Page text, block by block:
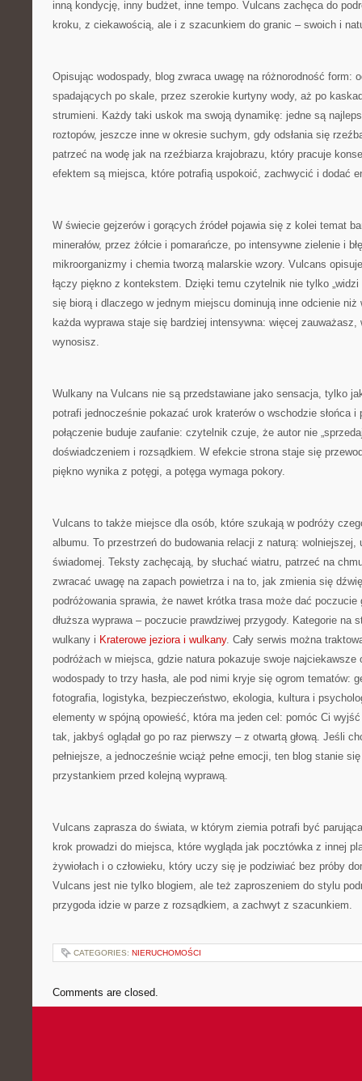
inną kondycję, inny budżet, inne tempo. Vulcans zachęca do
kroku, z ciekawością, ale i z szacunkiem do granic – swoich i
Opisując wodospady, blog zwraca uwagę na różnorodność form:
spadających po skale, przez szerokie kurtyny wody, aż po
strumieni. Każdy taki uskok ma swoją dynamikę: jedne są
roztopów, jeszcze inne w okresie suchym, gdy odsłania się
patrzeć na wodę jak na rzeźbiarza krajobrazu, który pracuje
efektem są miejsca, które potrafią uspokoić, zachwycić i dodać
W świecie gejzerów i gorących źródeł pojawia się z kolei temat
minerałów, przez żółcie i pomarańcze, po intensywne zielenie i
mikroorganizmy i chemia tworzą malarskie wzory. Vulcans
łączy piękno z kontekstem. Dzięki temu czytelnik nie tylko
się biorą i dlaczego w jednym miejscu dominują inne odcienie
każda wyprawa staje się bardziej intensywna: więcej
wynosisz.
Wulkany na Vulcans nie są przedstawiane jako sensacja, tylko
potrafi jednocześnie pokazać urok kraterów o wschodzie słońca i
połączenie buduje zaufanie: czytelnik czuje, że autor nie
doświadczeniem i rozsądkiem. W efekcie strona staje się
piękno wynika z potęgi, a potęga wymaga pokory.
Vulcans to także miejsce dla osób, które szukają w podróży
albumu. To przestrzeń do budowania relacji z naturą: wolniejszej,
świadomej. Teksty zachęcają, by słuchać wiatru, patrzeć na
zwracać uwagę na zapach powietrza i na to, jak zmienia się
podróżowania sprawia, że nawet krótka trasa może dać poczucie
dłuższa wyprawa – poczucie prawdziwej przygody. Kategorie na
wulkany i Kraterowe jeziora i wulkany. Cały serwis można
podróżach w miejsca, gdzie natura pokazuje swoje najciekawsze
wodospady to trzy hasła, ale pod nimi kryje się ogrom tematów:
fotografia, logistyka, bezpieczeństwo, ekologia, kultura i
elementy w spójną opowieść, która ma jeden cel: pomóc Ci
tak, jakbyś oglądał go po raz pierwszy – z otwartą głową. Jeśli
pełniejsze, a jednocześnie wciąż pełne emocji, ten blog stanie
przystankiem przed kolejną wyprawą.
Vulcans zaprasza do świata, w którym ziemia potrafi być
krok prowadzi do miejsca, które wygląda jak pocztówka z innej
żywiołach i o człowieku, który uczy się je podziwiać bez próby
Vulcans jest nie tylko blogiem, ale też zaproszeniem do stylu
przygoda idzie w parze z rozsądkiem, a zachwyt z szacunkiem.
CATEGORIES: NIERUCHOMOŚCI
Comments are closed.